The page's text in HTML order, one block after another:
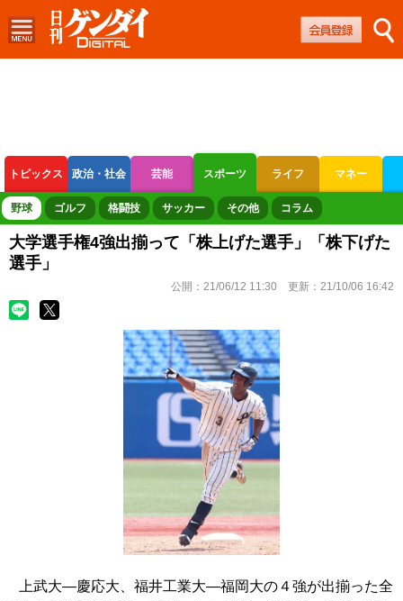
トピックス 政治・社会 芸能 スポーツ ライフ マネー
ボートレース 競輪 オートレース
野球 ゴルフ 格闘技 サッカー その他 コラム
大学選手権4強出揃って「株上げた選手」「株下げた
選手」
公開： 21/06/12 11:30 更新： 21/10/06 16:42
上武大―慶応大、福井工業大―福岡大の４強が出揃った全